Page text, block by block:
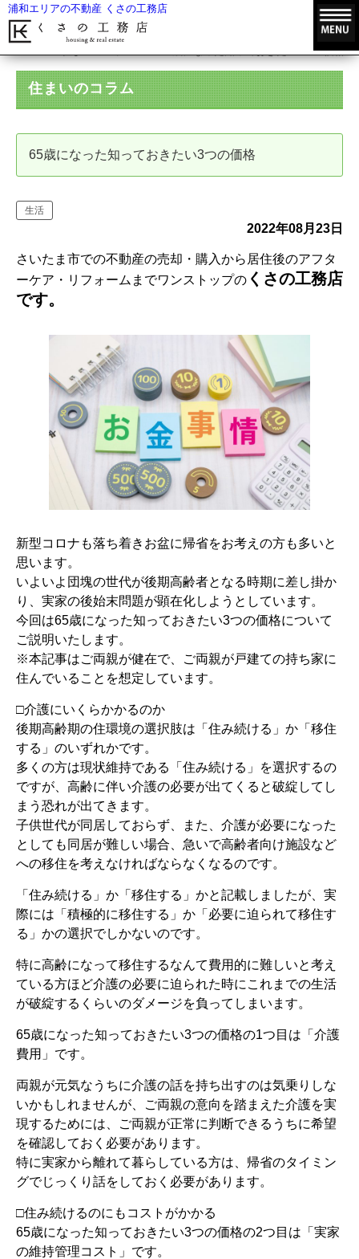
浦和エリアの不動産 くさの工務店
65歳になった知っておきたい3つの価格
住まいのコラム
65歳になった知っておきたい3つの価格
生活
2022年08月23日
さいたま市での不動産の売却・購入から居住後のアフタ
ーケア・リフォームまでワンストップの くさの工務店
です。
新型コロナも落ち着きお盆に帰省をお考えの方も多いと
思います。
いよいよ団塊の世代が後期高齢者となる時期に差し掛か
り、実家の後始末問題が顕在化しようとしています。
今回は65歳になった知っておきたい3つの価格について
ご説明いたします。
※本記事はご両親が健在で、ご両親が戸建ての持ち家に
住んでいることを想定しています。
□介護にいくらかかるのか
後期高齢期の住環境の選択肢は「住み続ける」か「移住
する」のいずれかです。
多くの方は現状維持である「住み続ける」を選択するの
ですが、高齢に伴い介護の必要が出てくると破綻してし
まう恐れが出てきます。
子供世代が同居しておらず、また、介護が必要になった
としても同居が難しい場合、急いで高齢者向け施設など
への移住を考えなければならなくなるのです。
「住み続ける」か「移住する」かと記載しましたが、実
際には「積極的に移住する」か「必要に迫られて移住す
る」かの選択でしかないのです。
特に高齢になって移住するなんて費用的に難しいと考え
ている方ほど介護の必要に迫られた時にこれまでの生活
が破綻するくらいのダメージを負ってしまいます。
65歳になった知っておきたい3つの価格の1つ目は「介護
費用」です。
両親が元気なうちに介護の話を持ち出すのは気乗りしな
いかもしれませんが、ご両親の意向を踏まえた介護を実
現するためには、ご両親が正常に判断できるうちに希望
を確認しておく必要があります。
特に実家から離れて暮らしている方は、帰省のタイミン
グでじっくり話をしておく必要があります。
□住み続けるのにもコストがかかる
65歳になった知っておきたい3つの価格の2つ目は「実家
の維持管理コスト」です。